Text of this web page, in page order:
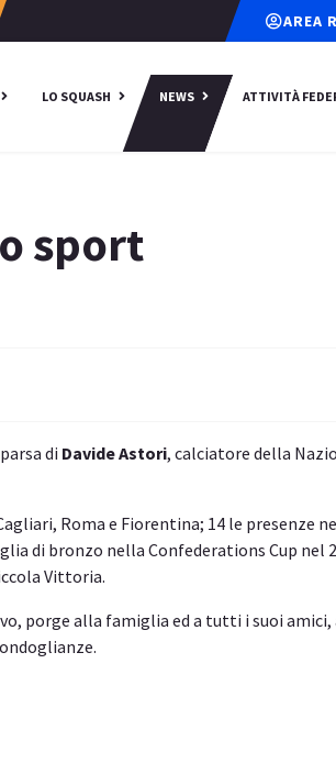
AREA
LO SQUASH NEWS ATTIVITÀ
sport
di Davide Astori, calciatore della
Roma e Fiorentina; 14 le presenze
di bronzo nella Confederations Cup nel
Vittoria.
porge alla famiglia ed a tutti i suoi amici,